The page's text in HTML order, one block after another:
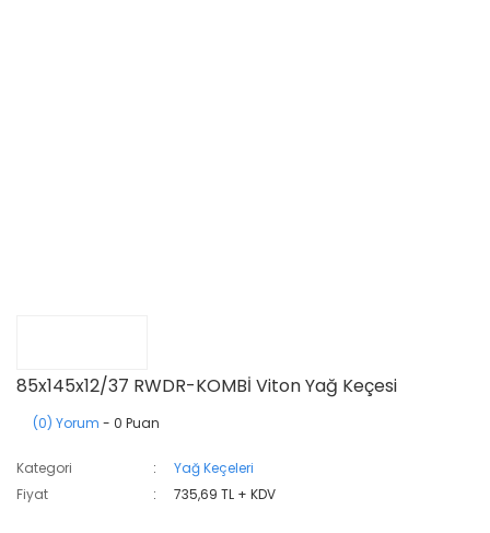
85x145x12/37 RWDR-KOMBİ Viton Yağ Keçesi
(0) Yorum - 0 Puan
Kategori
Yağ Keçeleri
Fiyat
735,69 TL + KDV